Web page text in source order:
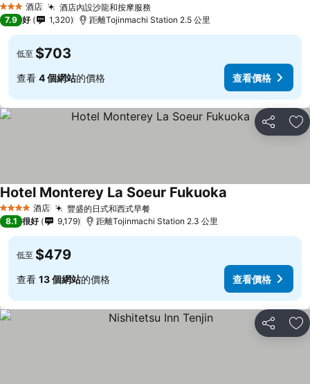
3 星級 酒店 酒店內設沙龍和按摩服務
7.9 好 1,320 距離Tojinmachi Station 2.5 公里
低至 $703
查看 4 個網站的價格 查看價格
分享 放
4 星級 酒店 豐盛的日式和西式早餐
Hotel Monterey La Soeur Fukuoka
8.1 很好 9,179 距離Tojinmachi Station 2.3 公里
低至 $479
查看 13 個網站的價格 查看價格
分享 放